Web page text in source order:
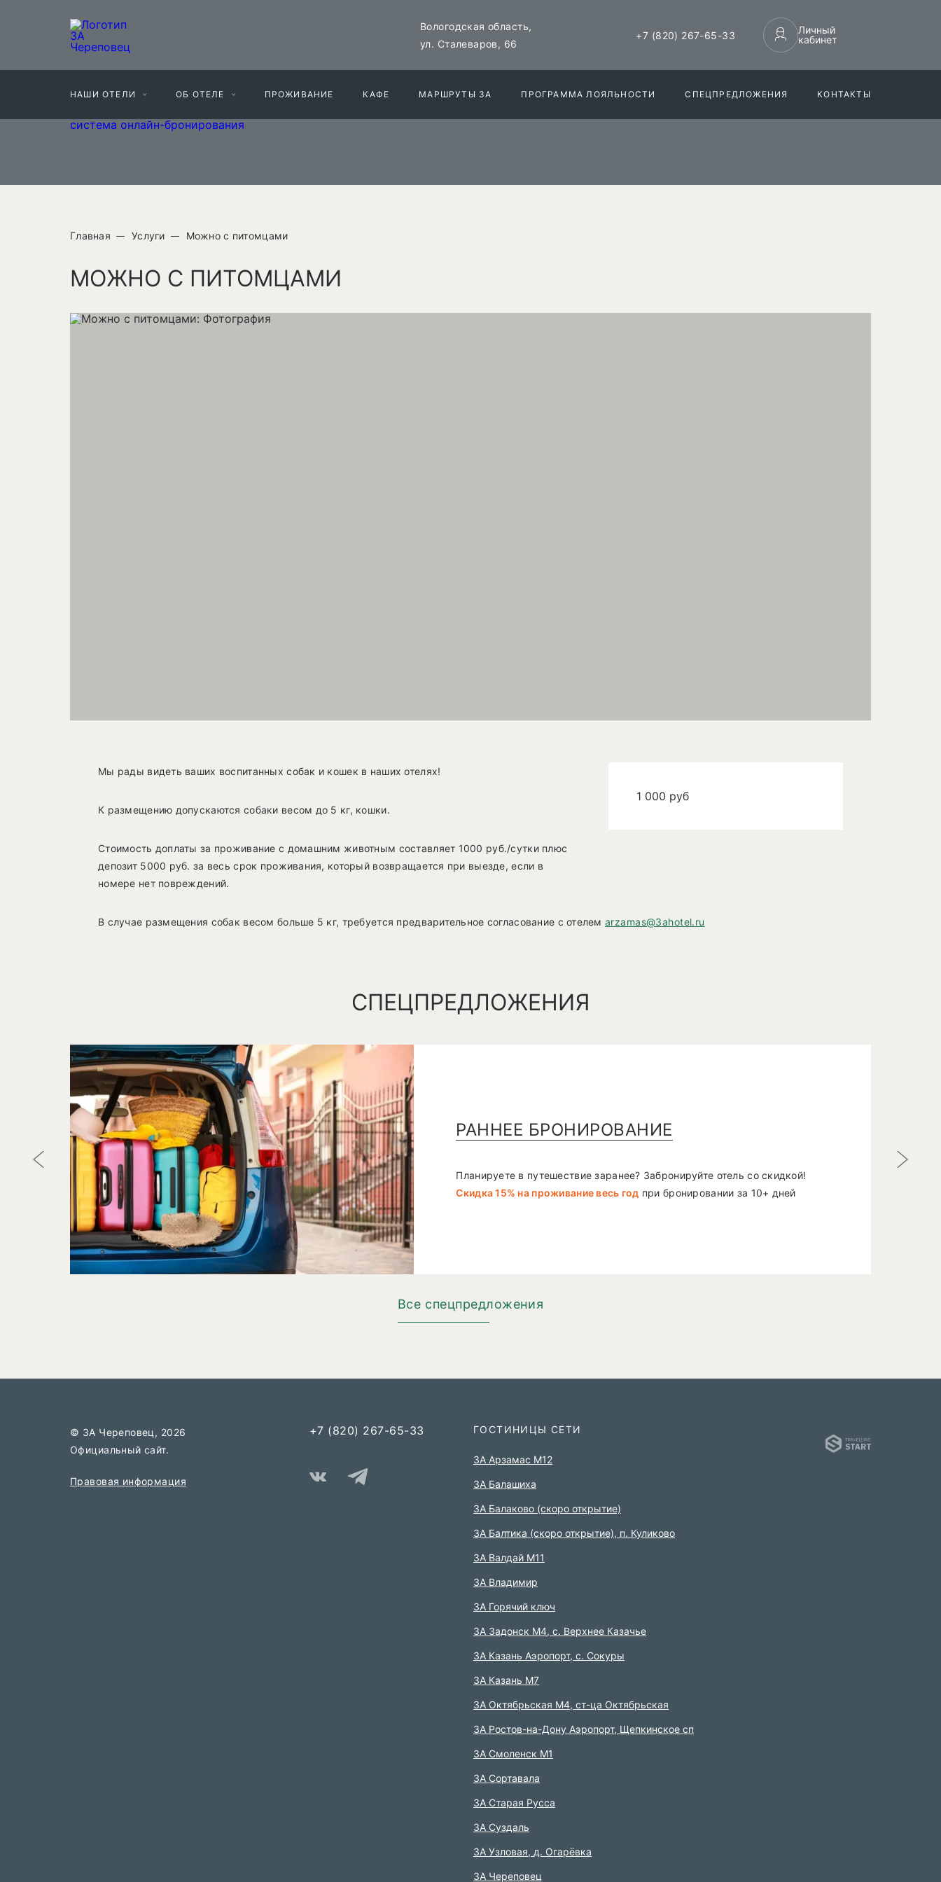
Вологодская область,
ул. Сталеваров, 66
+7 (820) 267-65-33
Личный
кабинет
НАШИ ОТЕЛИ ОБ ОТЕЛЕ ПРОЖИВАНИЕ КАФЕ МАРШРУТЫ 3А ПРОГРАММА ЛОЯЛЬНОСТИ СПЕЦПРЕДЛОЖЕНИЯ КОНТАКТЫ
система онлайн-бронирования
Главная Услуги Можно с питомцами
МОЖНО С ПИТОМЦАМИ
1 000 руб
Мы рады видеть ваших воспитанных собак и кошек в наших отелях!
К размещению допускаются собаки весом до 5 кг, кошки.
Стоимость доплаты за проживание с домашним животным составляет 1000 руб./сутки плюс
депозит 5000 руб. за весь срок проживания, который возвращается при выезде, если в
номере нет повреждений.
В случае размещения собак весом больше 5 кг, требуется предварительное согласование с отелемarzamas@3ahotel.ru
СПЕЦПРЕДЛОЖЕНИЯ
Предыдущий слайд
РАННЕЕ БРОНИРОВАНИЕ
Планируете в путешествие заранее? Забронируйте отель со скидкой!
Скидка 15% на проживание весь год при бронировании за 10+ дней
Все спецпредложения
© 3А Череповец, 2026
Официальный сайт.
Правовая информация
+7 (820) 267-65-33 ГОСТИНИЦЫ СЕТИ
3А Арзамас М12
3А Балашиха
3А Балаково (скоро открытие)
ЗА Балтика (скоро открытие), п. Куликово
ЗА Валдай M11
ЗА Владимир
3А Горячий ключ
3А Задонск М4, с. Верхнее Казачье
3А Казань Аэропорт, с. Сокуры
3А Казань М7
3А Октябрьская М4, ст-ца Октябрьская
3А Ростов-на-Дону Аэропорт, Щепкинское сп
ЗА Смоленск М1
3А Сортавала
3А Старая Русса
3А Суздаль
3А Узловая, д. Огарёвка
3А Череповец